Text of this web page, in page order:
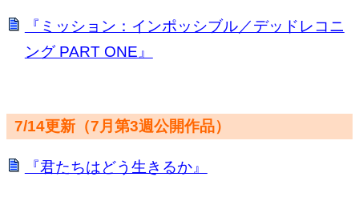
『ミッション：インポッシブル／デッドレコニ
ング PART ONE』
7/14更新（7月第3週公開作品）
『君たちはどう生きるか』